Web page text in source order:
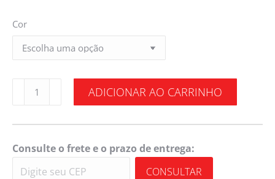
Cor
ADICIONAR AO CARRINHO
Consulte o frete e o prazo de entrega:
CONSULTAR